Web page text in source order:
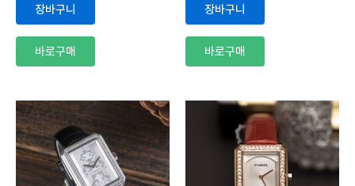
로
가
장바구니
바로구매
로
가
장바구니
바로구매